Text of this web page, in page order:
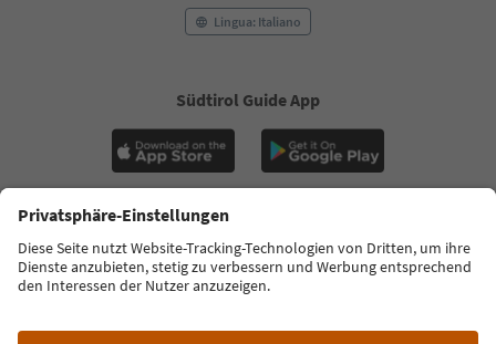
Lingua: Italiano
Südtirol Guide App
FAQ Contatti Press MICE
Privacy Policy
Termini e condizioni
Crediti
Cookie Policy